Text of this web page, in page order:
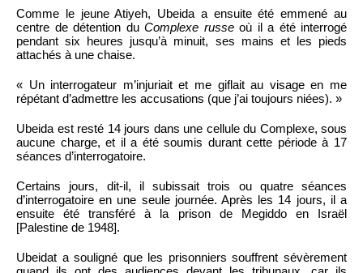
Comme le jeune Atiyeh, Ubeida a ensuite été emmené au
centre de détention du Complexe russeoù il a été interrogé
pendant six heures jusqu’à minuit, ses mains et les pieds
attachés à une chaise.
« Un interrogateur m’injuriait et me giflait au visage en me
répétant d’admettre les accusations (que j’ai toujours niées). »
Ubeida est resté 14 jours dans une cellule du Complexe, sous
aucune charge, et il a été soumis durant cette période à 17
séances d’interrogatoire.
Certains jours, dit-il, il subissait trois ou quatre séances
d’interrogatoire en une seule journée. Après les 14 jours, il a
ensuite été transféré à la prison de Megiddo en Israël
[Palestine de 1948].
Ubeidat a souligné que les prisonniers souffrent sévèrement